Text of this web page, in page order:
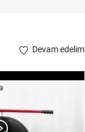
Devam edelim